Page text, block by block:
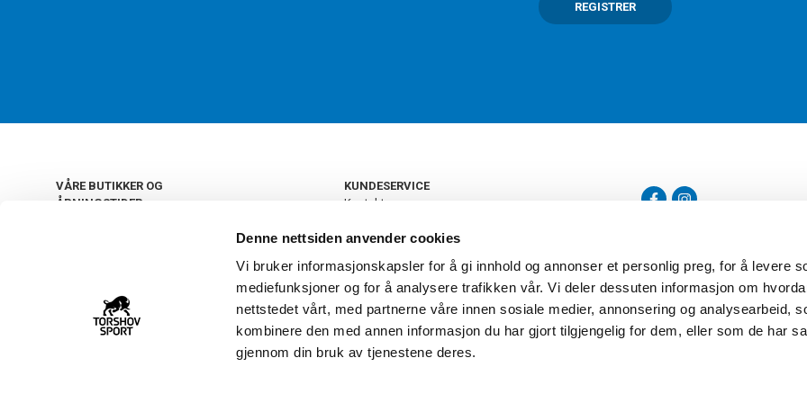
Denne nettsiden anvender cookies
Vi bruker informasjonskapsler for å gi innhold og annonser et personlig preg, for å levere
mediefunksjoner og for å analysere trafikken vår. Vi deler dessuten informasjon om
nettstedet vårt, med partnerne våre innen sosiale medier, annonsering og analysearbeid,
kombinere den med annen informasjon du har gjort tilgjengelig for dem, eller som de har
gjennom din bruk av tjenestene deres.
REGISTRER
VÅRE BUTIKKER OG
ÅPNINGSTIDER
22 09 20 20
KUNDESERVICE
Kontakt oss
Retur og bytte
Personvern
Frakt og levering
Ledige stillinger
FAQ - Ofte stilte spørsmål
Åpenhetsloven
Torshov Sport har over 90 års
klubbhandel. Torshov Sport har
Drammen, Sandvika Storsenter